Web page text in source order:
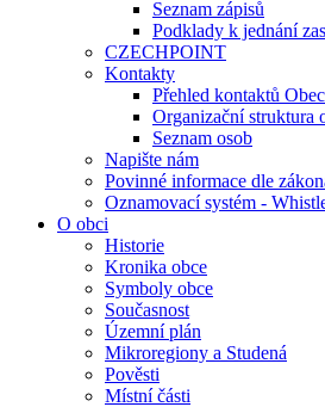
Seznam zápisů
Podklady k jednání
CZECHPOINT
Kontakty
Přehled kontaktů
Organizační struktura
Seznam osob
Napište nám
Povinné informace dle
Oznamovací systém -
O obci
Historie
Kronika obce
Symboly obce
Současnost
Územní plán
Mikroregiony a Studená
Pověsti
Místní části